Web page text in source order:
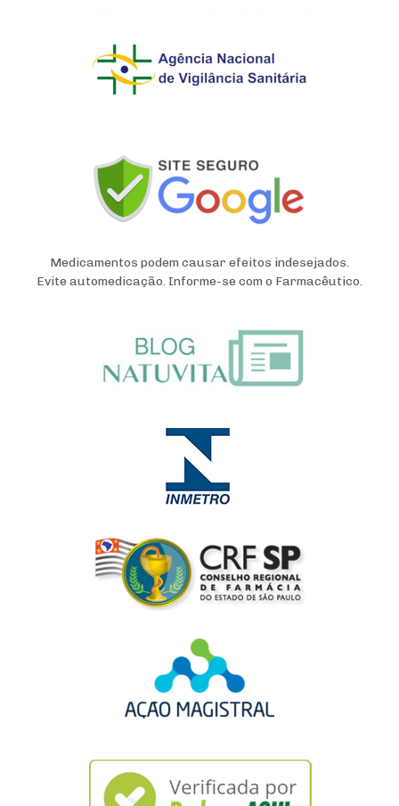
Medicamentos podem causar efeitos indesejados.
Evite automedicação. Informe-se com o Farmacêutico.